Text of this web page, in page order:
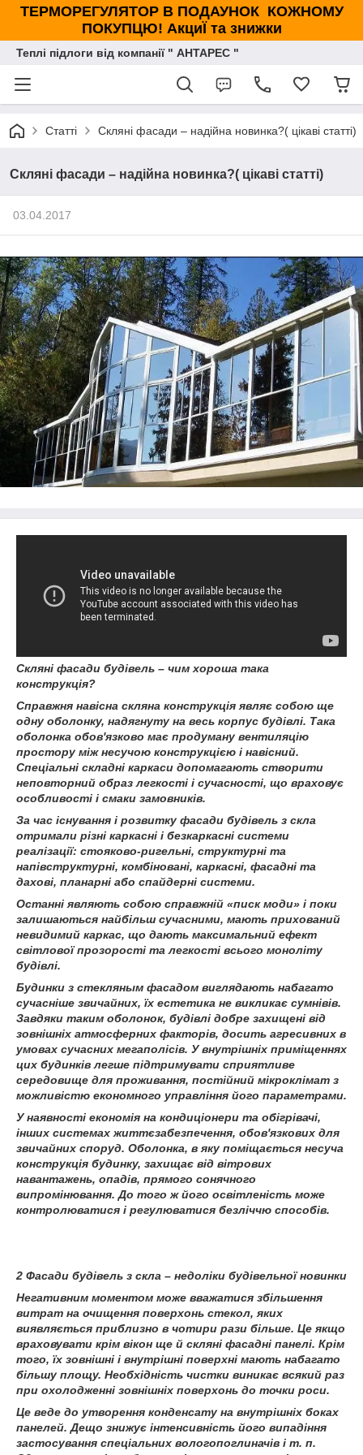
ТЕРМОРЕГУЛЯТОР В ПОДАУНОК КОЖНОМУ
ПОКУПЦЮ! АкциЇ та знижки
Теплі підлоги від компанії " АНТАРЕС "
Статті Скляні фасади – надійна новинка?( цікаві статті)
Скляні фасади – надійна новинка?( цікаві статті)
03.04.2017
Скляні фасади будівель – чим хороша така
конструкція?
Справжня навісна скляна конструкція являє собою ще
одну оболонку, надягнуту на весь корпус будівлі. Така
оболонка обов'язково має продуману вентиляцію
простору між несучою конструкцією і навісний.
Спеціальні складні каркаси допомагають створити
неповторний образ легкості і сучасності, що враховує
особливості і смаки замовників.
За час існування і розвитку фасади будівель з скла
отримали різні каркасні і безкаркасні системи
реалізації: стояково-ригельні, структурні та
напівструктурні, комбіновані, каркасні, фасадні та
дахові, планарні або спайдерні системи.
Останні являють собою справжній «писк моди» і поки
залишаються найбільш сучасними, мають прихований
невидимий каркас, що дають максимальний ефект
світлової прозорості та легкості всього моноліту
будівлі.
Будинки з стекляным фасадом виглядають набагато
сучасніше звичайних, їх естетика не викликає сумнівів.
Завдяки таким оболонок, будівлі добре захищені від
зовнішніх атмосферних факторів, досить агресивних в
умовах сучасних мегаполісів. У внутрішніх приміщеннях
цих будинків легше підтримувати сприятливе
середовище для проживання, постійний мікроклімат з
можливістю економного управління його параметрами.
У наявності економія на кондиціонери та обігрівачі,
інших системах життєзабезпечення, обов'язкових для
звичайних споруд. Оболонка, в яку поміщається несуча
конструкція будинку, захищає від вітрових
навантажень, опадів, прямого сонячного
випромінювання. До того ж його освітленість може
контролюватися і регулюватися безліччю способів.
2 Фасади будівель з скла – недоліки будівельної новинки
Негативним моментом може вважатися збільшення
витрат на очищення поверхонь стекол, яких
виявляється приблизно в чотири рази більше. Це якщо
враховувати крім вікон ще й скляні фасадні панелі. Крім
того, їх зовнішні і внутрішні поверхні мають набагато
більшу площу. Необхідність чистки виникає всякий раз
при охолодженні зовнішніх поверхонь до точки роси.
Це веде до утворення конденсату на внутрішніх боках
панелей. Дещо знижує інтенсивність його випадіння
застосування спеціальних вологопоглиначів і т. п.